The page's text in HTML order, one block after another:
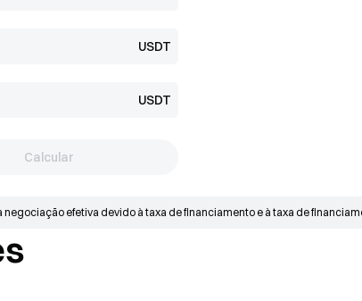
USDT
USDT
Calcular
efetiva devido à taxa de financiamento e à taxa de